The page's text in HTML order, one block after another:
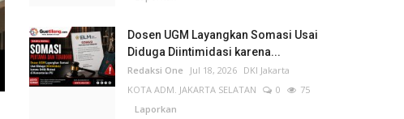
Dosen UGM Layangkan Somasi Usai
Diduga Diintimidasi karena...
Redaksi One Jul 18, 2026 DKI Jakarta
KOTA ADM. JAKARTA SELATAN
0
75
Laporkan